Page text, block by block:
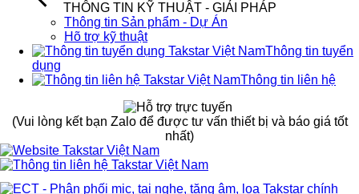
THÔNG TIN KỸ THUẬT - GIẢI PHÁP
Thông tin Sản phẩm - Dự Án
Hõ trợ kỹ thuật
Thông tin tuyển
dụng
Thông tin liên hệ
(Vui lòng kết bạn Zalo để được tư vấn thiết bị và báo giá tốt
nhất)